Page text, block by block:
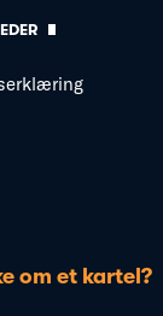
om et kartel?